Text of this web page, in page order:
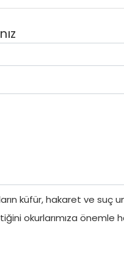
küfür, hakaret ve suç
okurlarımıza önemle